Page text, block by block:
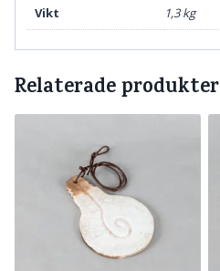
Vikt 1,3 kg
Relaterade produkter